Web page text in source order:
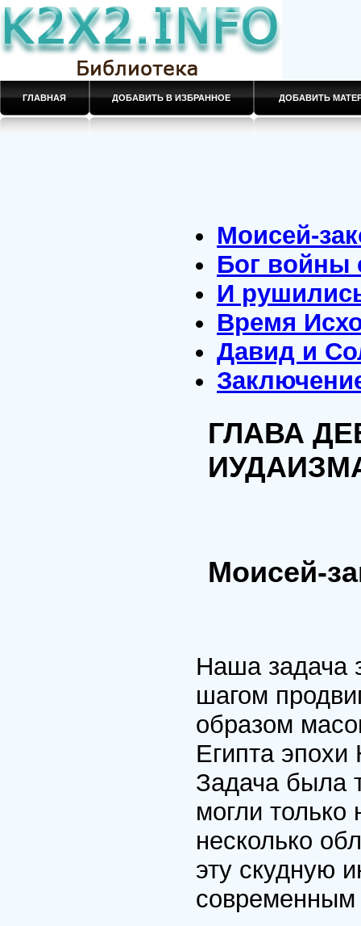
ГЛАВНАЯ ДОБАВИТЬ В ИЗБРАННОЕ ДОБАВИТЬ
Моисей-
Бог войны
И
Время
Давид и
ГЛАВА
Моисей-
Наша задача
шагом
образом
Египта
Задача была
могли
несколько
эту скудную
современным